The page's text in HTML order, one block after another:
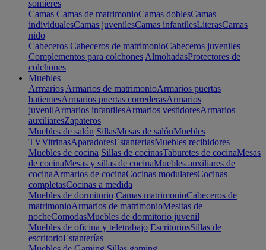
somieres
Camas Camas de matrimonioCamas doblesCamas
individualesCamas juvenilesCamas infantilesLiterasCamas
nido
Cabeceros Cabeceros de matrimonioCabeceros juveniles
Complementos para colchones AlmohadasProtectores de
colchones
Muebles
Armarios Armarios de matrimonioArmarios puertas
batientesArmarios puertas correderasArmarios
juvenilArmarios infantilesArmarios vestidoresArmarios
auxiliaresZapateros
Muebles de salón SillasMesas de salónMuebles
TVVitrinasAparadoresEstanteriasMuebles recibidores
Muebles de cocina Sillas de cocinasTaburetes de cocinaMesas
de cocinaMesas y sillas de cocinaMuebles auxiliares de
cocinaArmarios de cocinaCocinas modularesCocinas
completasCocinas a medida
Muebles de dormitorio Camas matrimonioCabeceros de
matrimonioArmarios de matrimonioMesitas de
nocheComodasMuebles de dormitorio juvenil
Muebles de oficina y teletrabajo EscritoriosSillas de
escritorioEstanterías